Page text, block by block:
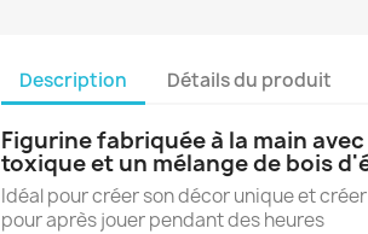
Description Détails du produit
Figurine fabriquée à la main
toxique et un mélange de bois
Idéal pour créer son décor unique et
pour après jouer pendant des heures